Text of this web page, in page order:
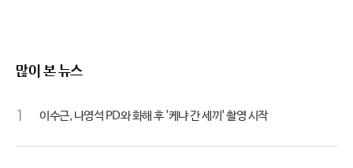
많이 본 뉴스
1 이수근, 나영석 PD와 화해 후 '케냐 간 세끼' 촬영 시작